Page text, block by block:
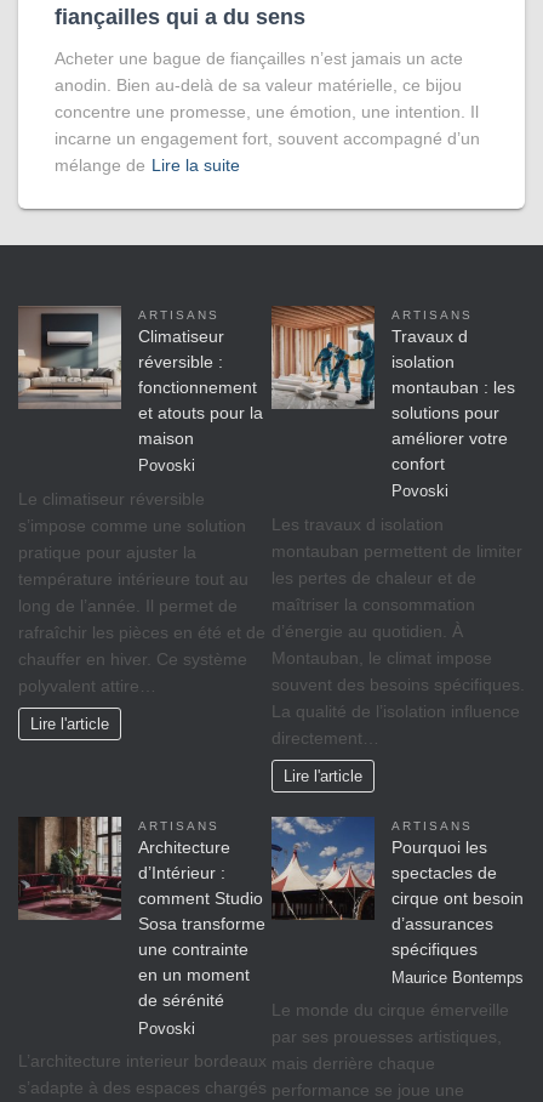
fiançailles qui a du sens
Acheter une bague de fiançailles n’est jamais un acte
anodin. Bien au-delà de sa valeur matérielle, ce bijou
concentre une promesse, une émotion, une intention. Il
incarne un engagement fort, souvent accompagné d’un
mélange de Lire la suite
ARTISANS
Climatiseur
réversible :
fonctionnement
et atouts pour la
maison
Povoski
Le climatiseur réversible
s’impose comme une solution
pratique pour ajuster la
température intérieure tout au
long de l’année. Il permet de
rafraîchir les pièces en été et de
chauffer en hiver. Ce système
polyvalent attire…
Lire l'article
ARTISANS
Travaux d
isolation
montauban : les
solutions pour
améliorer votre
confort
Povoski
Les travaux d isolation
montauban permettent de limiter
les pertes de chaleur et de
maîtriser la consommation
d’énergie au quotidien. À
Montauban, le climat impose
souvent des besoins spécifiques.
La qualité de l’isolation influence
directement…
Lire l'article
ARTISANS
Architecture
d’Intérieur :
comment Studio
Sosa transforme
une contrainte
en un moment
de sérénité
Povoski
L’architecture interieur bordeaux
s’adapte à des espaces chargés
ARTISANS
Pourquoi les
spectacles de
cirque ont besoin
d’assurances
spécifiques
Maurice Bontemps
Le monde du cirque émerveille
par ses prouesses artistiques,
mais derrière chaque
performance se joue une